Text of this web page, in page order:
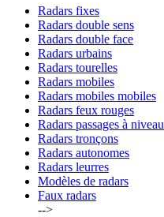
Radars fixes
Radars double sens
Radars double face
Radars urbains
Radars tourelles
Radars mobiles
Radars mobiles mobiles
Radars feux rouges
Radars passages à niveau
Radars tronçons
Radars autonomes
Radars leurres
Modèles de radars
Faux radars
-->